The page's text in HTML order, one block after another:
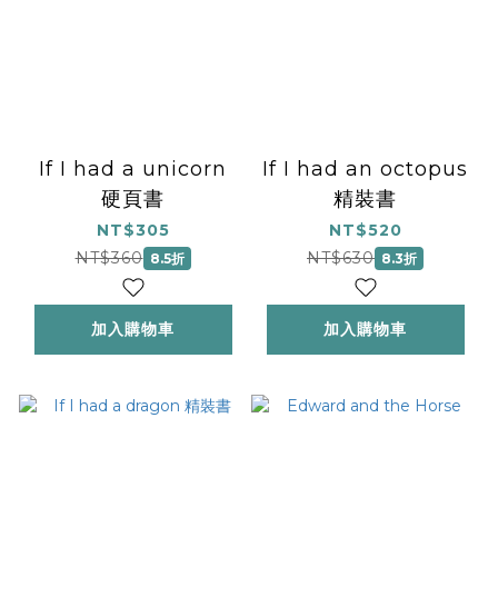
If I had a unicorn
硬頁書
NT$305
NT$360 8.5折
加入購物車
If I had an octopus
精裝書
NT$520
NT$630 8.3折
加入購物車